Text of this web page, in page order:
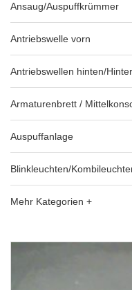
Ansaug/Auspuffkrümmer
Antriebswelle vorn
Antriebswellen hinten/
Armaturenbrett /
Auspuffanlage
Blinkleuchten/
Mehr Kategorien +